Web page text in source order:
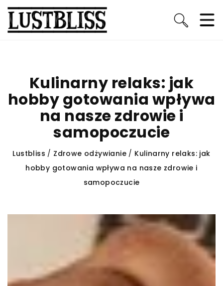
Kulinarny relaks: jak
hobby gotowania wpływa
na nasze zdrowie i
samopoczucie
Lustbliss / Zdrowe odżywianie / Kulinarny relaks: jak
hobby gotowania wpływa na nasze zdrowie i
samopoczucie